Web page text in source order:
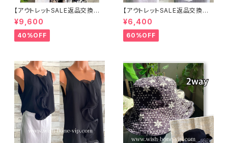
【アウトレットSALE返品交換不
可8/20まで】イタリア製サマー
ジャケット｜Made in ITALY｜
リネン麻 飾りエリ ジャケット/ホ
ワイト
¥9,600
40%OFF
【アウトレットSALE返品交換不
可8/20まで】イタリア製 CASA
DEILUCA ITALY｜前フリル＆B
IGフリルトップス /ホワイト
¥6,400
60%OFF